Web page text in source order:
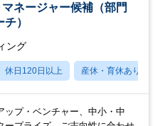
ネージャー候補（部門
）
ング
休日120日以上 産休・育休あり
ップ・ベンチャー、中小・中